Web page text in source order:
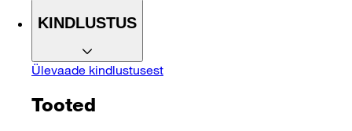
KINDLUSTUS
Ülevaade kindlustusest
Tooted